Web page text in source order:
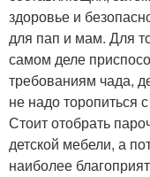
здоровье и
для пап и мам. Для
самом деле
требованиям чада,
не надо торопиться
Стоит отобрать
детской мебели, а
наиболее